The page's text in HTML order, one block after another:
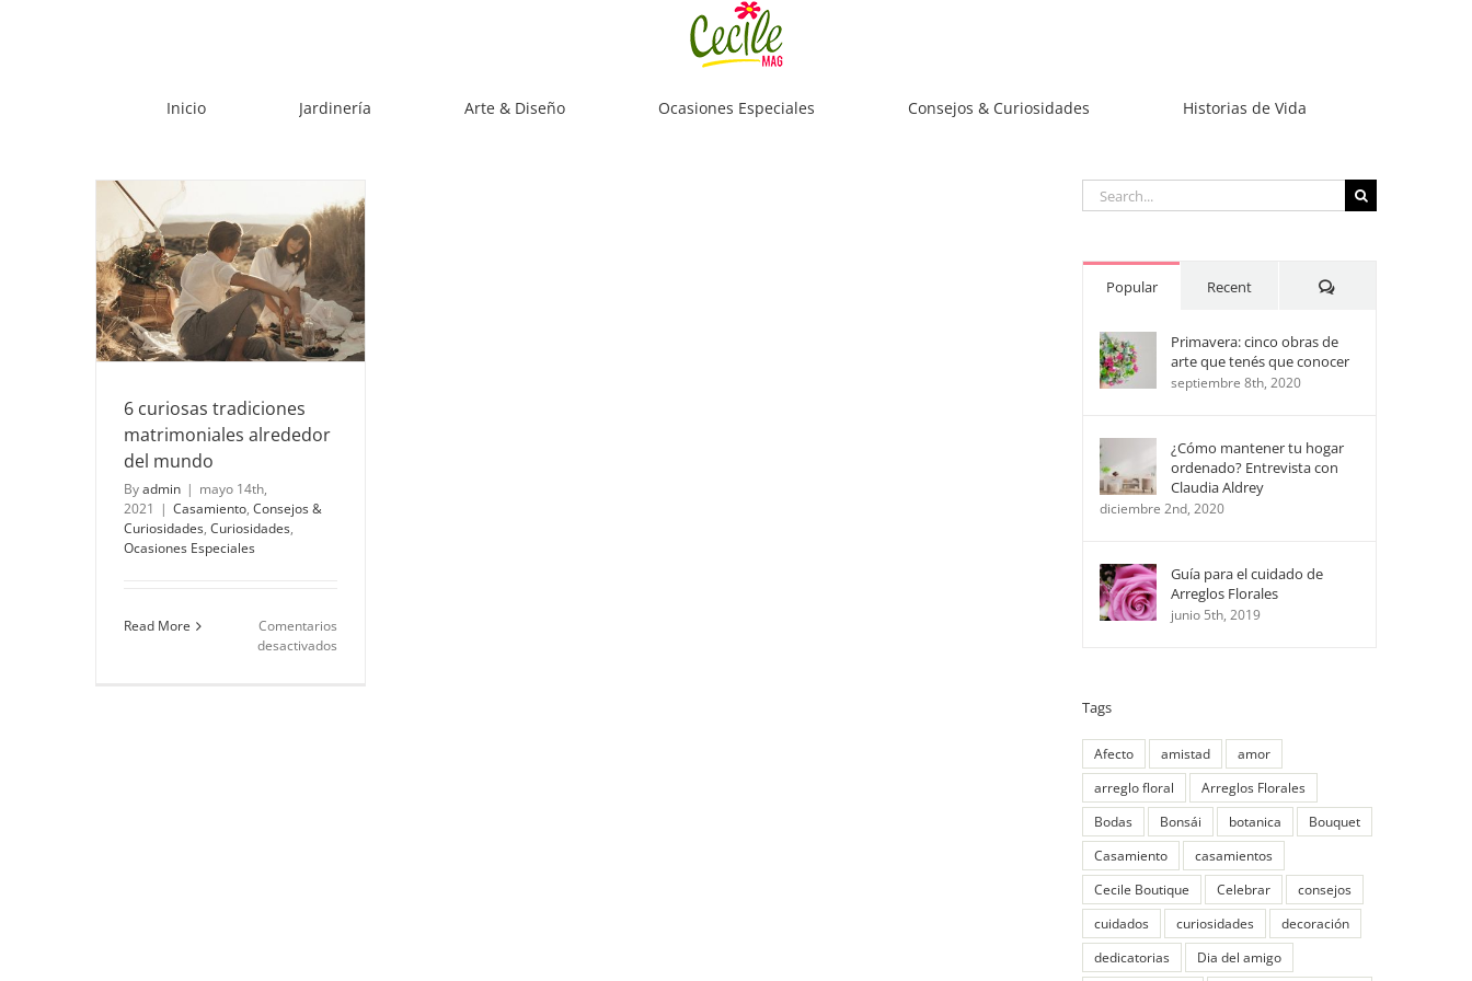
Inicio Jardinería Arte & Diseño Ocasiones Especiales Consejos & Curiosidades Historias de Vida
6 curiosas tradiciones
matrimoniales alrededor
del mundo
Byadmin | mayo 14th,
2021 | Casamiento, Consejos &
Curiosidades, Curiosidades,
Ocasiones Especiales
Read More
Comentarios
desactivadosen
Search
for:
Popular Recent Comments
Primavera: cinco obras de
arte que tenés que conocer
septiembre 8th, 2020
¿Cómo mantener tu hogar
ordenado? Entrevista con
Claudia Aldrey
diciembre 2nd, 2020
Guía para el cuidado de
Arreglos Florales
junio 5th, 2019
Tags
Afecto amistad
amor
arreglo floral
Arreglos Florales
Bodas
Bonsái botanica
Bouquet
Casamiento
casamientos
Cecile Boutique
Celebrar
consejos
cuidados
curiosidades
decoración
dedicatorias
Dia del amigo